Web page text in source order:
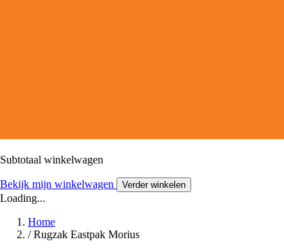
Subtotaal winkelwagen
Bekijk mijn winkelwagen Verder winkelen
Loading...
Home
/ Rugzak Eastpak Morius